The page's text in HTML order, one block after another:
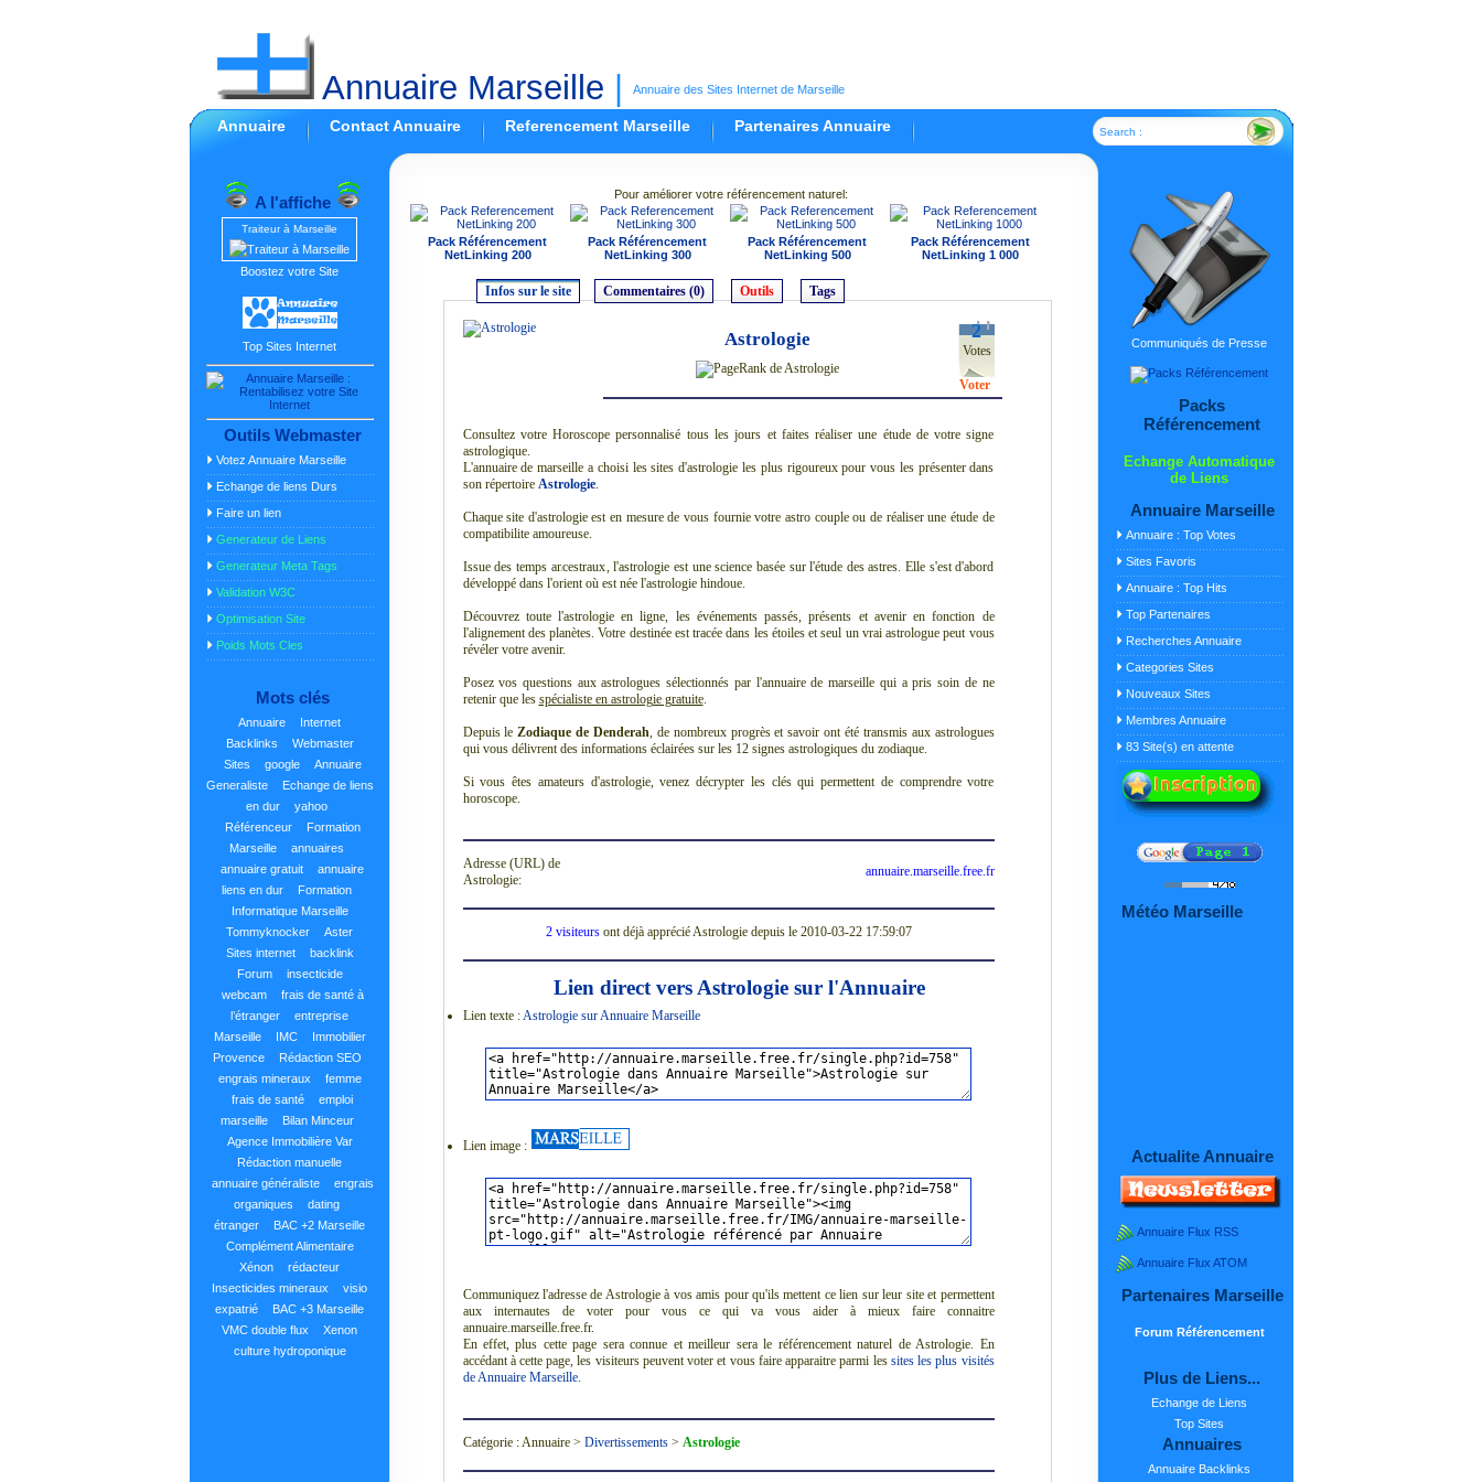
Annuaire Marseille Annuaire des Sites Internet de Marseille
Annuaire Contact Annuaire Referencement Marseille Partenaires Annuaire Search :
A l'affiche
Traiteur à Marseille
Boostez votre Site
Top Sites Internet
Outils Webmaster
Votez Annuaire Marseille
Echange de liens Durs
Faire un lien
Generateur de Liens
Generateur Meta Tags
Validation W3C
Optimisation Site
Poids Mots Cles
Mots clés
Annuaire
Internet
Backlinks
Webmaster
Sites
google
Annuaire
Generaliste
Echange de liens
en dur
yahoo
Référenceur
Formation
Marseille
annuaires
annuaire gratuit
annuaire
liens en dur
Formation
Informatique Marseille
Tommyknocker
Aster
Sites internet
backlink
Forum
insecticide
webcam
frais de santé à
l’étranger
entreprise
Marseille
IMC
Immobilier
Provence
Rédaction SEO
engrais mineraux
femme
frais de santé
emploi
marseille
Bilan Minceur
Agence Immobilière Var
Rédaction manuelle
annuaire généraliste
engrais
organiques
dating
étranger
BAC +2 Marseille
Complément Alimentaire
Xénon
rédacteur
Insecticides mineraux
visio
expatrié
BAC +3 Marseille
VMC double flux
Xenon
culture hydroponique
Pour améliorer votre référencement naturel:
Pack Référencement
NetLinking 200
Pack Référencement
NetLinking 300
Pack Référencement
NetLinking 500
Pack Référencement
NetLinking 1 000
Infos sur le site Commentaires (0) Outils Tags
Astrologie 2
Votes
Voter
Consultez votre Horoscope personnalisé tous les jours et faites réaliser une étude de votre signe
astrologique.
L'annuaire de marseille a choisi les sites d'astrologie les plus rigoureux pour vous les présenter dans
son répertoire Astrologie.
Chaque site d'astrologie est en mesure de vous fournie votre astro couple ou de réaliser une étude de
compatibilite amoureuse.
Issue des temps ancestraux, l'astrologie est une science basée sur l'étude des astres. Elle s'est d'abord
développé dans l'orient où est née l'astrologie hindoue.
Découvrez toute l'astrologie en ligne, les événements passés, présents et avenir en fonction de
l'alignement des planètes. Votre destinée est tracée dans les étoiles et seul un vrai astrologue peut vous
révéler votre avenir.
Posez vos questions aux astrologues sélectionnés par l'annuaire de marseille qui a pris soin de ne
retenir que les spécialiste en astrologie gratuite.
Depuis leZodiaque de Denderah, de nombreux progrès et savoir ont été transmis aux astrologues
qui vous délivrent des informations éclairées sur les 12 signes astrologiques du zodiaque.
Si vous êtes amateurs d'astrologie, venez décrypter les clés qui permettent de comprendre votre
horoscope.
Adresse (URL) de
Astrologie:
annuaire.marseille.free.fr
2 visiteursont déjà apprécié Astrologie depuis le 2010-03-22 17:59:07
Lien direct vers Astrologie sur l'Annuaire
Lien texte :Astrologie sur Annuaire Marseille
Lien image :
Communiquez l'adresse de Astrologie à vos amis pour qu'ils mettent ce lien sur leur site et permettent
aux internautes de voter pour vous ce qui va vous aider à mieux faire connaitre
annuaire.marseille.free.fr.
En effet, plus cette page sera connue et meilleur sera le référencement naturel de Astrologie. En
accédant à cette page, les visiteurs peuvent voter et vous faire apparaitre parmi les sites les plus visités
de Annuaire Marseille.
Catégorie : Annuaire > Divertissements> Astrologie
Communiqués de Presse
Packs
Référencement
Echange Automatique
de Liens
Annuaire Marseille
Annuaire : Top Votes
Sites Favoris
Annuaire : Top Hits
Top Partenaires
Recherches Annuaire
Categories Sites
Nouveaux Sites
Membres Annuaire
83 Site(s) en attente
Météo Marseille
Actualite Annuaire
Annuaire Flux RSS
Annuaire Flux ATOM
Partenaires Marseille
Forum Référencement
Plus de Liens...
Echange de Liens
Top Sites
Annuaires
Annuaire Backlinks